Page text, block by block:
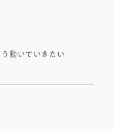
動いていきたい